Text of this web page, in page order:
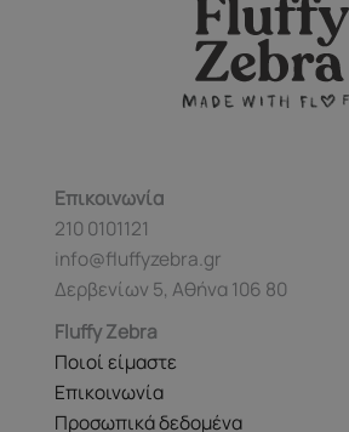
Επικοινωνία
210 0101121
info@fluffyzebra.gr
Δερβενίων 5, Αθήνα 106 80
Fluffy Zebra
Ποιοί είμαστε
Επικοινωνία
Προσωπικά δεδομένα